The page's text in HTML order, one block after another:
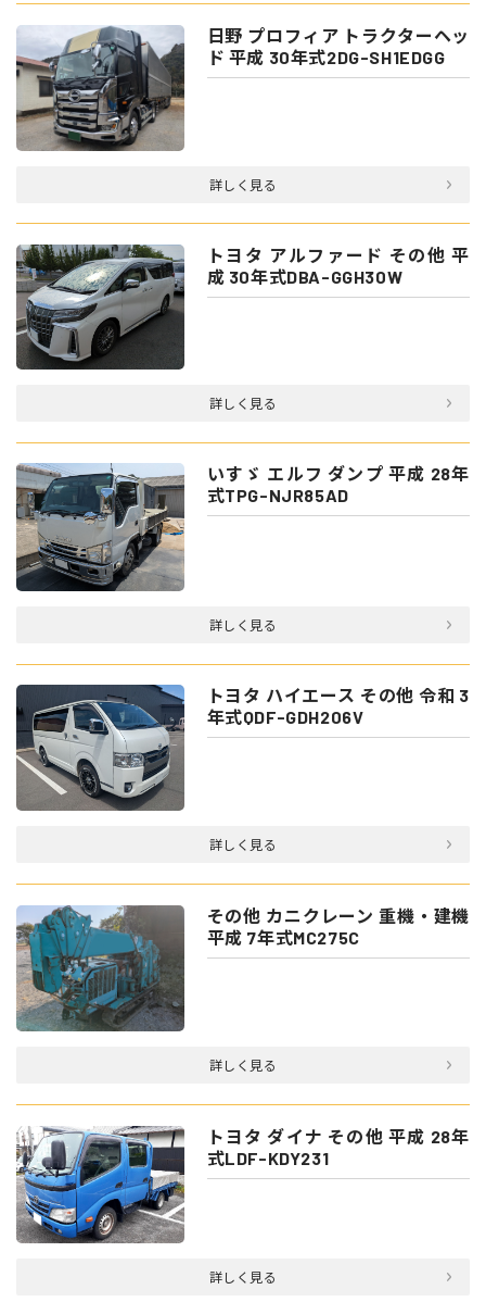
日野 プロフィア トラクターヘッ
ド 平成 30年式2DG-SH1EDGG
詳しく見る
トヨタ アルファード その他 平
成 30年式DBA-GGH30W
詳しく見る
いすゞ エルフ ダンプ 平成 28年
式TPG-NJR85AD
詳しく見る
トヨタ ハイエース その他 令和 3
年式QDF-GDH206V
詳しく見る
その他 カニクレーン 重機・建機
平成 7年式MC275C
詳しく見る
トヨタ ダイナ その他 平成 28年
式LDF-KDY231
詳しく見る